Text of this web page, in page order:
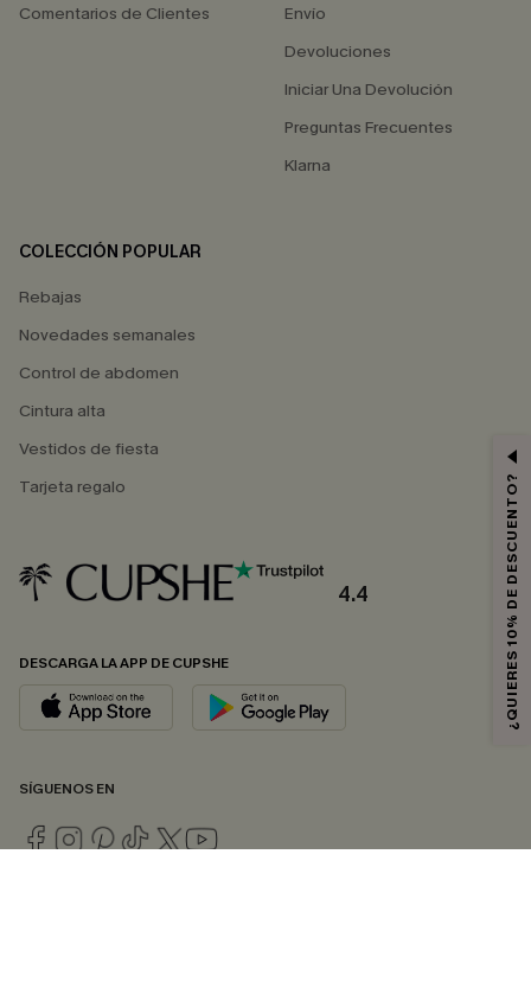
Comentarios de Clientes
Envío
Devoluciones
Iniciar Una Devolución
Preguntas Frecuentes
Klarna
COLECCIÓN POPULAR
Rebajas
Novedades semanales
Control de abdomen
Cintura alta
Vestidos de fiesta
Tarjeta regalo
4.4
DESCARGA LA APP DE CUPSHE
SÍGUENOS EN
¿QUIERES 10% DE DESCUENTO?